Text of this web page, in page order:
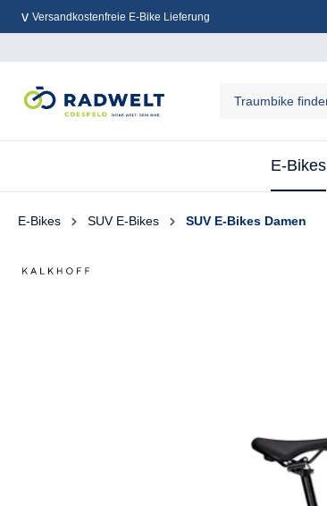
springen
Versandkostenfreie E-Bike Lieferung
E-Bikes
E-Bikes SUV E-Bikes SUV E-Bikes Damen